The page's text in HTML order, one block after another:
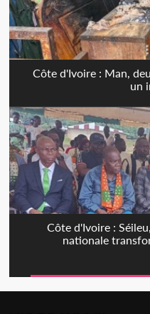
Côte d'Ivoire : Man,
un
Côte d'Ivoire :
nationale